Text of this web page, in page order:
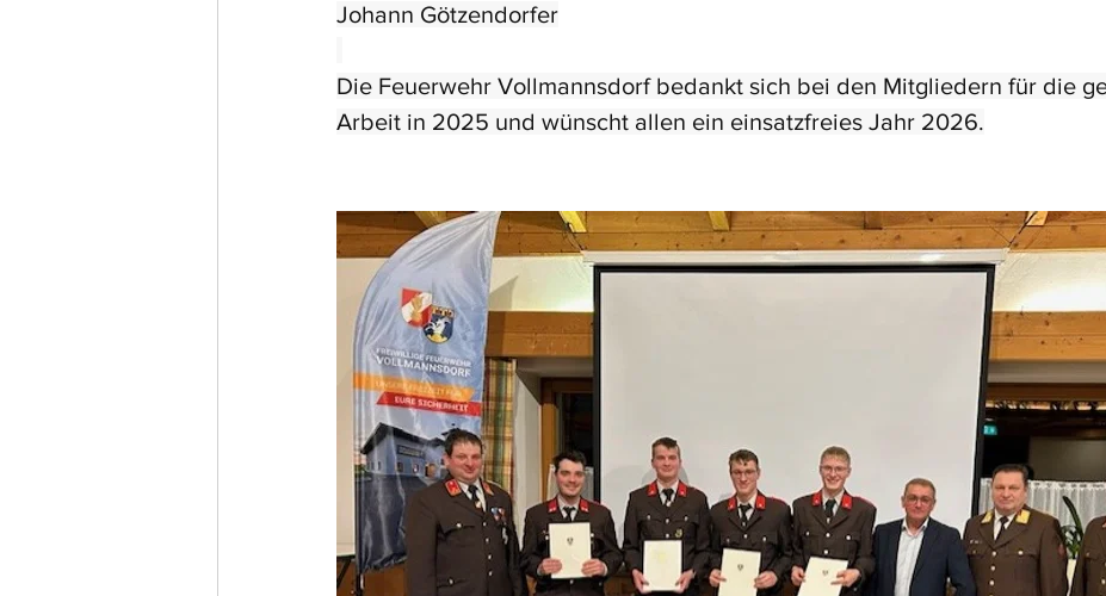
Johann Götzendorfer
Die Feuerwehr Vollmannsdorf bedankt sich bei den Mitgliedern für die
Arbeit in 2025 und wünscht allen ein einsatzfreies Jahr 2026.